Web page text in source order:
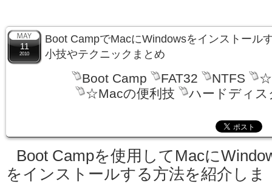
11
2010
Boot CampでMacにWindowsをインストール
小技やテクニックまとめ
Boot Camp FAT32 NTFS
☆Macの便利技
ハードディス
Boot Campを使用してMacに
をインストールする方法を紹介しま